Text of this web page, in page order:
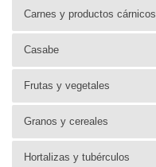
Carnes y productos cárnicos
Casabe
Frutas y vegetales
Granos y cereales
Hortalizas y tubérculos